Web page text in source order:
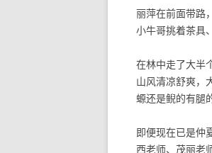
丽萍在前面带路
小牛哥挑着茶具
在林中走了大半
山风清凉舒爽，
螈还是鲵的有腿
即便现在已是仲
西老师、茂丽老